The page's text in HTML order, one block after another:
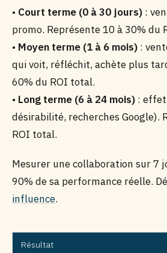
• Court terme (0 à 30 jours) :
promo. Représente 10 à 30% du
• Moyen terme (1 à 6 mois) :
qui voit, réfléchit, achète plus
60% du ROI total.
• Long terme (6 à 24 mois) :
désirabilité, recherches Google).
ROI total.
Mesurer une collaboration sur 7
90% de sa performance réelle.
influence.
Résultat